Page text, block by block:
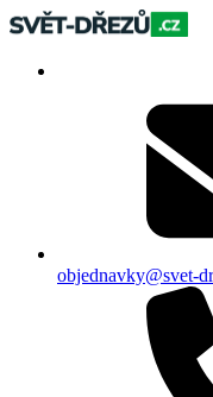
objednavky@svet-